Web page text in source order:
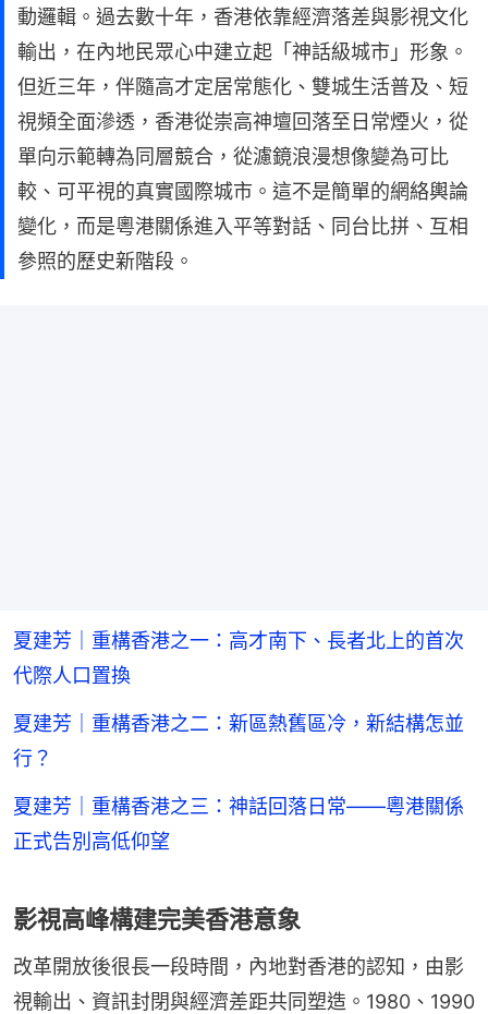
動邏輯。過去數十年，香港依靠經濟落差與影視文化
輸出，在內地民眾心中建立起「神話級城市」形象。
但近三年，伴隨高才定居常態化、雙城生活普及、短
視頻全面滲透，香港從崇高神壇回落至日常煙火，從
單向示範轉為同層競合，從濾鏡浪漫想像變為可比
較、可平視的真實國際城市。這不是簡單的網絡輿論
變化，而是粵港關係進入平等對話、同台比拼、互相
參照的歷史新階段。
夏建芳｜重構香港之一：高才南下、長者北上的首次
代際人口置換
夏建芳｜重構香港之二：新區熱舊區冷，新結構怎並
行？
夏建芳｜重構香港之三：神話回落日常——粵港關係
正式告別高低仰望
影視高峰構建完美香港意象
改革開放後很長一段時間，內地對香港的認知，由影
視輸出、資訊封閉與經濟差距共同塑造。1980、1990